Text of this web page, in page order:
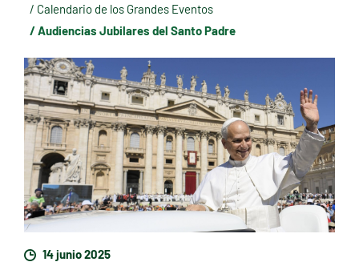
/ Calendario de los Grandes Eventos
/ Audiencias Jubilares del Santo Padre
14 junio 2025